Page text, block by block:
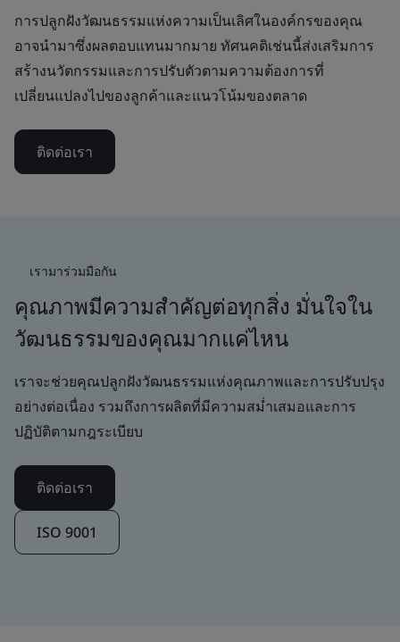
การปลูกฝังวัฒนธรรมแห่งความเป็นเลิศในองค์กรของคุณ
อาจนำมาซึ่งผลตอบแทนมากมาย ทัศนคติเช่นนี้ส่งเสริมการ
สร้างนวัตกรรมและการปรับตัวตามความต้องการที่
เปลี่ยนแปลงไปของลูกค้าและแนวโน้มของตลาด
ติดต่อเรา
เรามาร่วมมือกัน
คุณภาพมีความสำคัญต่อทุกสิ่ง มั่นใจใน
วัฒนธรรมของคุณมากแค่ไหน
เราจะช่วยคุณปลูกฝังวัฒนธรรมแห่งคุณภาพและการปรับปรุง
อย่างต่อเนื่อง รวมถึงการผลิตที่มีความสม่ำเสมอและการ
ปฏิบัติตามกฎระเบียบ
ติดต่อเรา
ISO 9001